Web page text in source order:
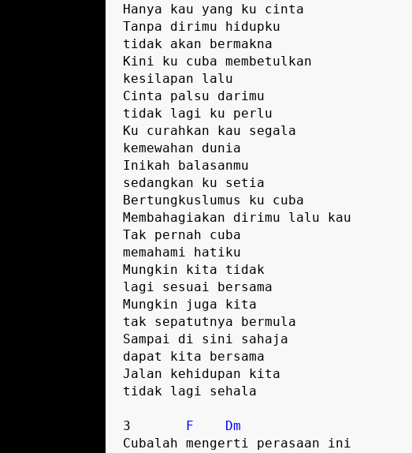
Hanya kau yang ku cinta
Tanpa dirimu hidupku
tidak akan bermakna
Kini ku cuba membetulkan
kesilapan lalu
Cinta palsu darimu
tidak lagi ku perlu
Ku curahkan kau segala
kemewahan dunia
Inikah balasanmu
sedangkan ku setia
Bertungkuslumus ku cuba
Membahagiakan dirimu lalu kau
Tak pernah cuba
memahami hatiku
Mungkin kita tidak
lagi sesuai bersama
Mungkin juga kita
tak sepatutnya bermula
Sampai di sini sahaja
dapat kita bersama
Jalan kehidupan kita
tidak lagi sehala
3 F
Dm
Cubalah mengerti perasaan ini